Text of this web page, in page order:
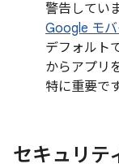
警告してい
Google モ
デフォルト
からアプリ
特に重要です
セキュリ